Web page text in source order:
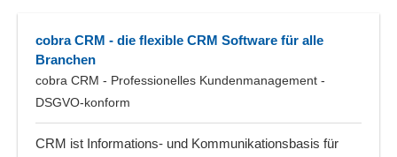
cobra CRM - die flexible CRM Software für alle
Branchen
cobra CRM - Professionelles Kundenmanagement -
DSGVO-konform
CRM ist Informations- und Kommunikationsbasis für